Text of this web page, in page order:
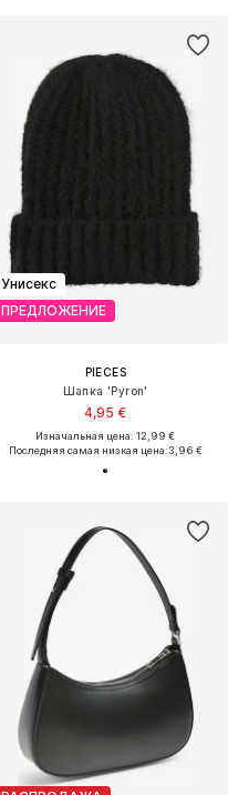
Унисекс
ПРЕДЛОЖЕНИЕ
PIECES
Шапка 'Pyron'
4,95 €
Изначальная цена: 12,99 €
Последняя самая низкая цена:3,96 €